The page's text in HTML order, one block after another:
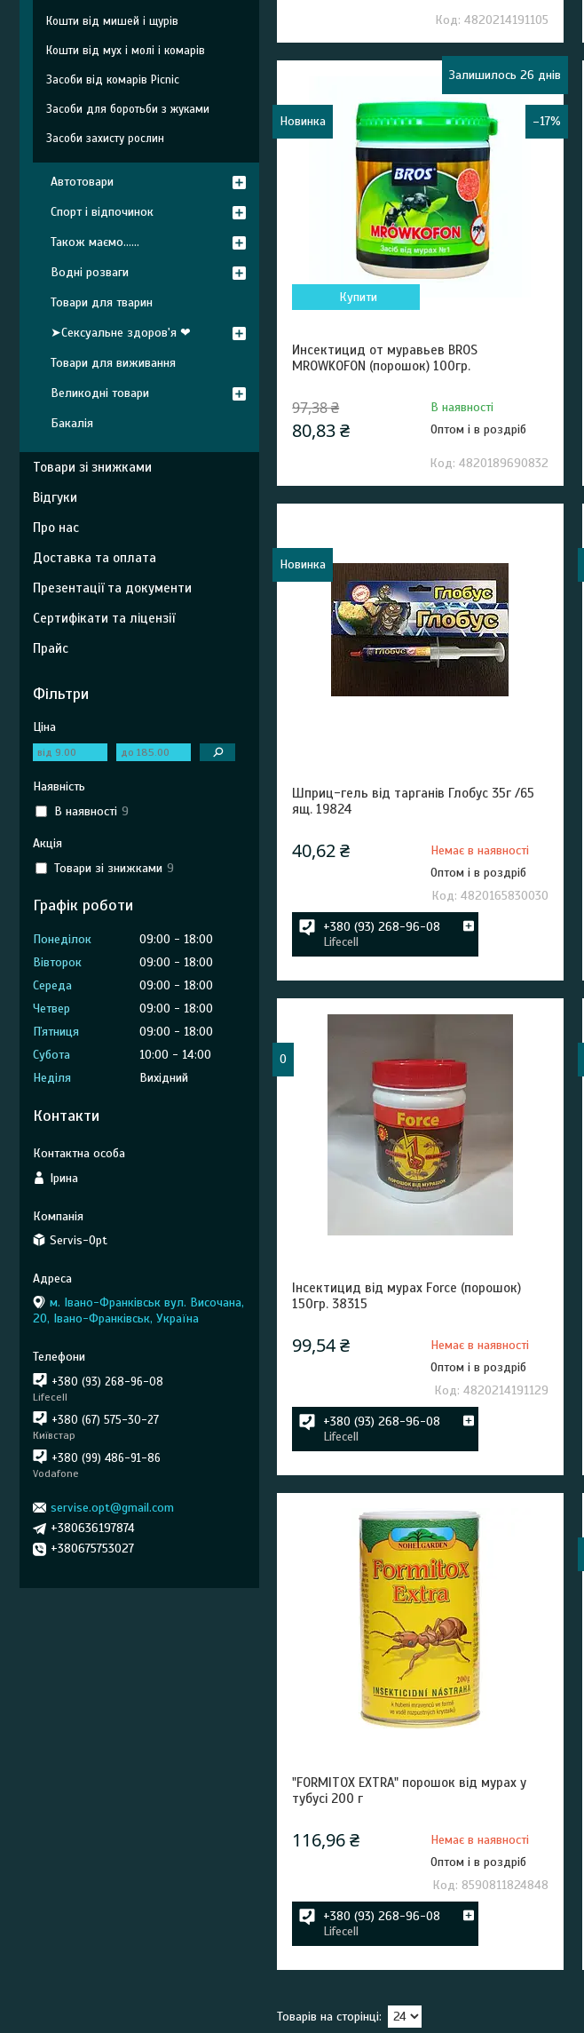
4820214191105
Новинка –17%
Залишилось 26 днів
Купити
Инсектицид от муравьев BROS
MROWKOFON (порошок) 100гр.
97,38 ₴
80,83 ₴
В наявності
Оптом і в роздріб
4820189690832
Новинка
Шприц-гель від тарганів Глобус 35г /65
ящ. 19824
40,62 ₴
Немає в наявності
Оптом і в роздріб
4820165830030
+380 (93) 268-96-08
Lifecell
0
Інсектицид від мурах Force (порошок)
150гр. 38315
99,54 ₴
Немає в наявності
Оптом і в роздріб
4820214191129
+380 (93) 268-96-08
Lifecell
"FORMITOX EXTRA" порошок від мурах у
тубусі 200 г
116,96 ₴
Немає в наявності
Оптом і в роздріб
8590811824848
+380 (93) 268-96-08
Lifecell
Кошти від мишей і щурів
Кошти від мух і молі і комарів
Засоби від комарів Picnic
Засоби для боротьби з жуками
Засоби захисту рослин
Автотовари
Спорт і відпочинок
Також маємо......
Водні розваги
Товари для тварин
➤Сексуальне здоров'я ❤
Товари для виживання
Великодні товари
Бакалія
Товари зі знижками
Відгуки
Про нас
Доставка та оплата
Презентації та документи
Сертифікати та ліцензії
Прайс
Фільтри
Ціна
Наявність
В наявності 9
Акція
Товари зі знижками 9
Графік роботи
Понеділок 09:00
18:00
Вівторок
09:00
18:00
Середа
09:00
18:00
Четвер
09:00
18:00
Пʼятниця
09:00
18:00
Субота
10:00
14:00
Неділя
Вихідний
Контакти
Ірина
Servis-Opt
м. Івано-Франківськ вул. Височана,
20, Івано-Франківськ, Україна
+380 (93) 268-96-08
Lifecell
+380 (67) 575-30-27
Київстар
+380 (99) 486-91-86
Vodafone
servise.opt@gmail.com
+380636197874
+380675753027